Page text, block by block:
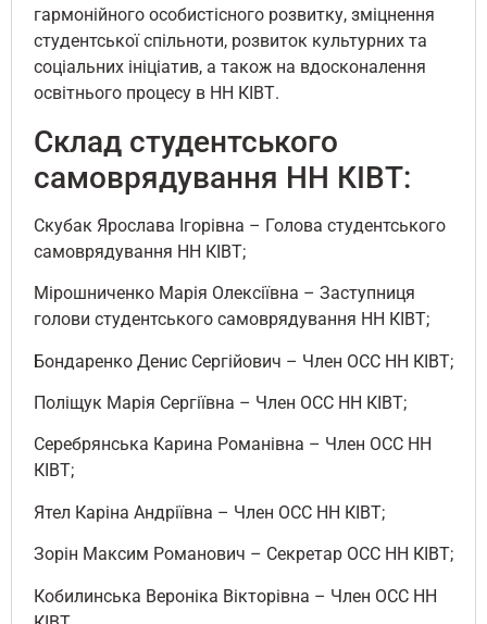
гармонійного особистісного розвитку, зміцнення
студентської спільноти, розвиток культурних та
соціальних ініціатив, а також на вдосконалення
освітнього процесу в НН КІВТ.
Склад студентського
самоврядування НН КІВТ:
Скубак Ярослава Ігорівна – Голова студентського
самоврядування НН КІВТ;
Мірошниченко Марія Олексіївна – Заступниця
голови студентського самоврядування НН КІВТ;
Бондаренко Денис Сергійович – Член ОСС НН КІВТ;
Поліщук Марія Сергіївна – Член ОСС НН КІВТ;
Серебрянська Карина Романівна – Член ОСС НН
КІВТ;
Ятел Каріна Андріївна – Член ОСС НН КІВТ;
Зорін Максим Романович – Секретар ОСС НН КІВТ;
Кобилинська Вероніка Вікторівна – Член ОСС НН